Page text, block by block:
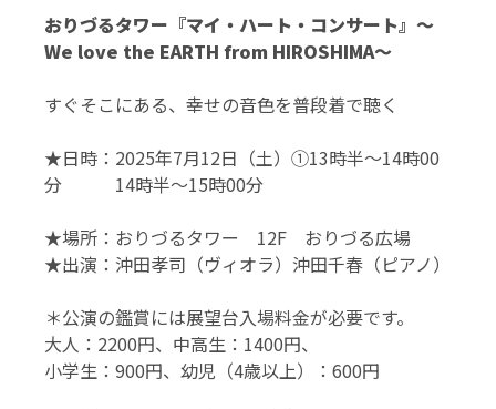
おりづるタワー『マイ・ハート・コンサート』～
We love the EARTH from HIROSHIMA～
すぐそこにある、幸せの音色を普段着で聴く
★日時：2025年7月12日（土）①13時半～14時00
分 14時半～15時00分
★場所：おりづるタワー 12F おりづる広場
★出演：沖田孝司（ヴィオラ）沖田千春（ピアノ）
＊公演の鑑賞には展望台入場料金が必要です。
大人：2200円、中高生：1400円、
小学生：900円、幼児（4歳以上）：600円